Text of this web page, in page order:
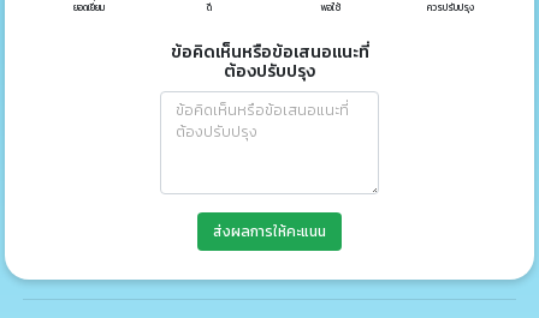
ยอดเยี่ยม ดี พอใช้ ควรปรับปรุง
ข้อคิดเห็นหรือข้อเสนอแนะที่
ต้องปรับปรุง
ส่งผลการให้คะแนน